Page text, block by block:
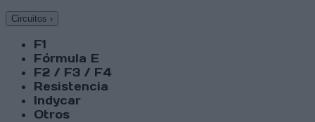
Circuitos ›
F1
Fórmula E
F2 / F3 / F4
Resistencia
Indycar
Otros